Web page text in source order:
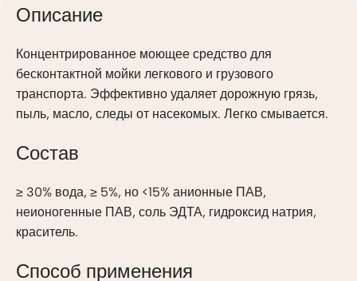
Описание
Концентрированное моющее средство для
бесконтактной мойки легкового и грузового
транспорта. Эффективно удаляет дорожную грязь,
пыль, масло, следы от насекомых. Легко смывается.
Состав
≥ 30% вода, ≥ 5%, но <15% анионные ПАВ,
неионогенные ПАВ, соль ЭДТА, гидроксид натрия,
краситель.
Способ применения